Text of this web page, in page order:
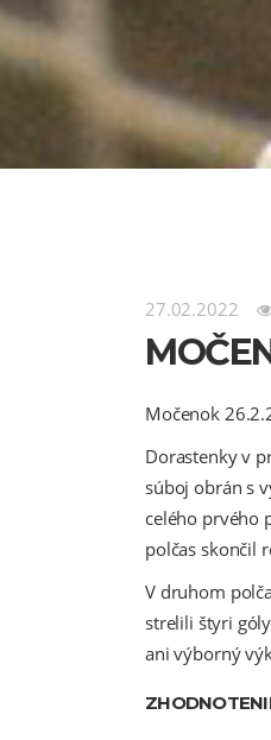
27.02.2022
Močenok
Dorastenky v
súboj obrán s
celého prvého
polčas skončil
V druhom
strelili štyri
ani výborný